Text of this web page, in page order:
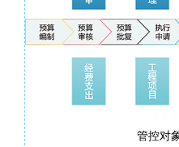
管控对